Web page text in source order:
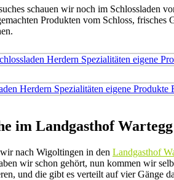
schauen wir noch im Schlossladen
Produkten vom Schloss,
im Landgasthof
nach Wigoltingen in den Landgasthof
wir schon gehört, nun kommen wir
und die gibt es verteilt auf vier Gänge